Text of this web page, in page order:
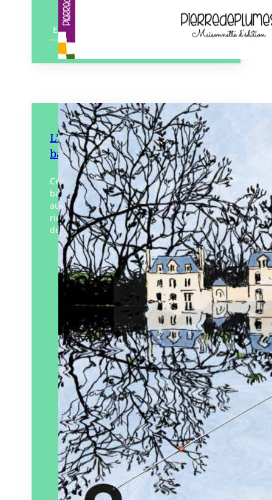
En savoir plus
L’Appel du fleuve – La Loire en
bande dessinée
Ce hors-série de la revue 303 propose 23
bandes dessinées inédites créées par 30
auteurs régionaux, offrant une vision
riche et diversifiée de la Loire. À travers
des…
Éditeur :303
Paru le03/04/2025